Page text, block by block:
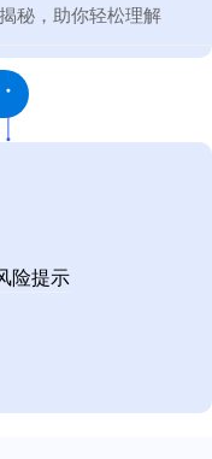
秘，助你轻松理解
险提示